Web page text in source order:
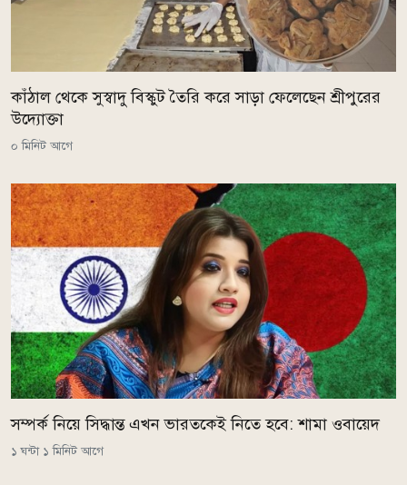
কাঁঠাল থেকে সুস্বাদু বিস্কুট তৈরি করে সাড়া ফেলেছেন শ্রীপুরের
উদ্যোক্তা
০ মিনিট আগে
সম্পর্ক নিয়ে সিদ্ধান্ত এখন ভারতকেই নিতে হবে: শামা ওবায়েদ
১ ঘন্টা ১ মিনিট আগে